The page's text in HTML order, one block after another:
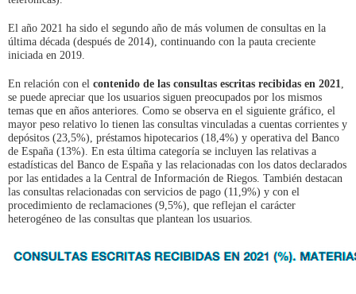
El año 2021 ha sido el segundo año de más volumen de consultas en la
última década (después de 2014), continuando con la pauta creciente
iniciada en 2019.
En relación con el contenido de las consultas escritas recibidas en 2021,
se puede apreciar que los usuarios siguen preocupados por los mismos
temas que en años anteriores. Como se observa en el siguiente gráfico, el
mayor peso relativo lo tienen las consultas vinculadas a cuentas corrientes y
depósitos (23,5%), préstamos hipotecarios (18,4%) y operativa del Banco
de España (13%). En esta última categoría se incluyen las relativas a
estadísticas del Banco de España y las relacionadas con los datos declarados
por las entidades a la Central de Información de Riegos. También destacan
las consultas relacionadas con servicios de pago (11,9%) y con el
procedimiento de reclamaciones (9,5%), que reflejan el carácter
heterogéneo de las consultas que plantean los usuarios.